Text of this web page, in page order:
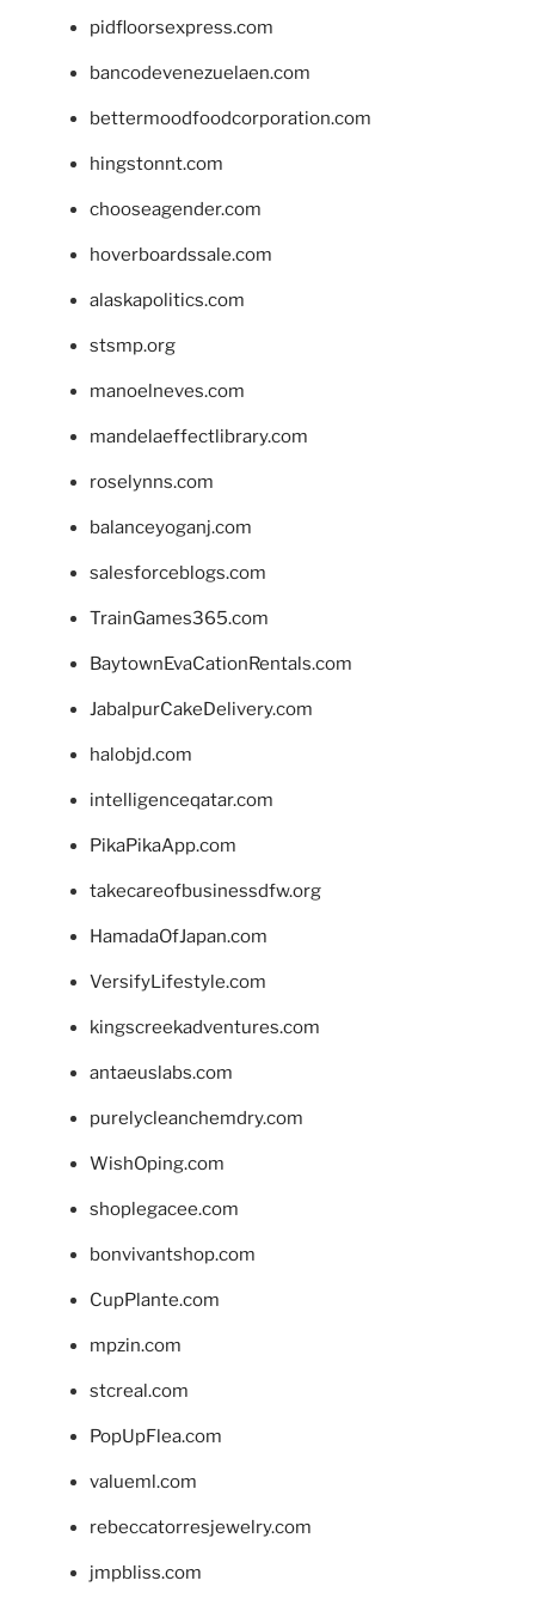
pidfloorsexpress.com
bancodevenezuelaen.com
bettermoodfoodcorporation.com
hingstonnt.com
chooseagender.com
hoverboardssale.com
alaskapolitics.com
stsmp.org
manoelneves.com
mandelaeffectlibrary.com
roselynns.com
balanceyoganj.com
salesforceblogs.com
TrainGames365.com
BaytownEvaCationRentals.com
JabalpurCakeDelivery.com
halobjd.com
intelligenceqatar.com
PikaPikaApp.com
takecareofbusinessdfw.org
HamadaOfJapan.com
VersifyLifestyle.com
kingscreekadventures.com
antaeuslabs.com
purelycleanchemdry.com
WishOping.com
shoplegacee.com
bonvivantshop.com
CupPlante.com
mpzin.com
stcreal.com
PopUpFlea.com
valueml.com
rebeccatorresjewelry.com
jmpbliss.com